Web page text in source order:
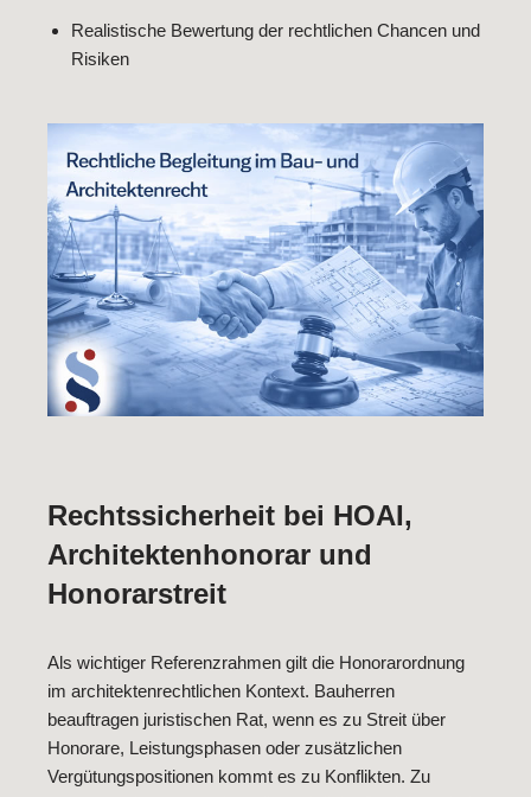
Realistische Bewertung der rechtlichen Chancen und
Risiken
Rechtssicherheit bei HOAI,
Architektenhonorar und
Honorarstreit
Als wichtiger Referenzrahmen gilt die Honorarordnung
im architektenrechtlichen Kontext. Bauherren
beauftragen juristischen Rat, wenn es zu Streit über
Honorare, Leistungsphasen oder zusätzlichen
Vergütungspositionen kommt es zu Konflikten. Zu